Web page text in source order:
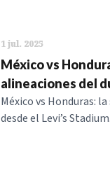
1 jul. 2025
México vs
alineaciones del
México vs Honduras:
desde el Levi’s